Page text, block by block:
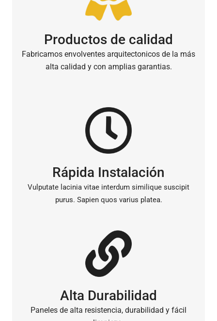
Productos de calidad
Fabricamos envolventes arquitectonicos de la más
alta calidad y con amplias garantias.
Rápida Instalación
Vulputate lacinia vitae interdum similique suscipit
purus. Sapien quos varius platea.
Alta Durabilidad
Paneles de alta resistencia, durabilidad y fácil